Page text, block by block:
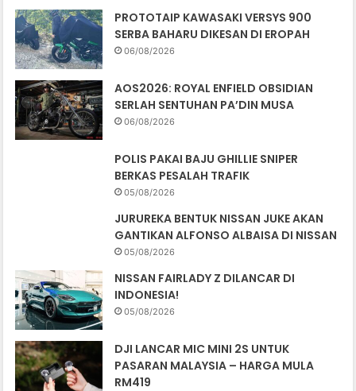
PROTOTAIP KAWASAKI VERSYS 900
SERBA BAHARU DIKESAN DI EROPAH
06/08/2026
AOS2026: ROYAL ENFIELD OBSIDIAN
SERLAH SENTUHAN PA’DIN MUSA
06/08/2026
POLIS PAKAI BAJU GHILLIE SNIPER
BERKAS PESALAH TRAFIK
05/08/2026
JURUREKA BENTUK NISSAN JUKE AKAN
GANTIKAN ALFONSO ALBAISA DI NISSAN
05/08/2026
NISSAN FAIRLADY Z DILANCAR DI
INDONESIA!
05/08/2026
DJI LANCAR MIC MINI 2S UNTUK
PASARAN MALAYSIA – HARGA MULA
RM419